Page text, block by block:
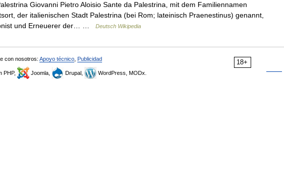
Giovanni Pietro Aloisio Sante da Palestrina, mit dem Familiennamen
der italienischen Stadt Palestrina (bei Rom; lateinisch Praenestinus) genannt,
und Erneuerer der… …
Deutsch Wikipedia
18+
con nosotros: Apoyo técnico Publicidad
PHP, Joomla, Drupal, WordPress, MODx.